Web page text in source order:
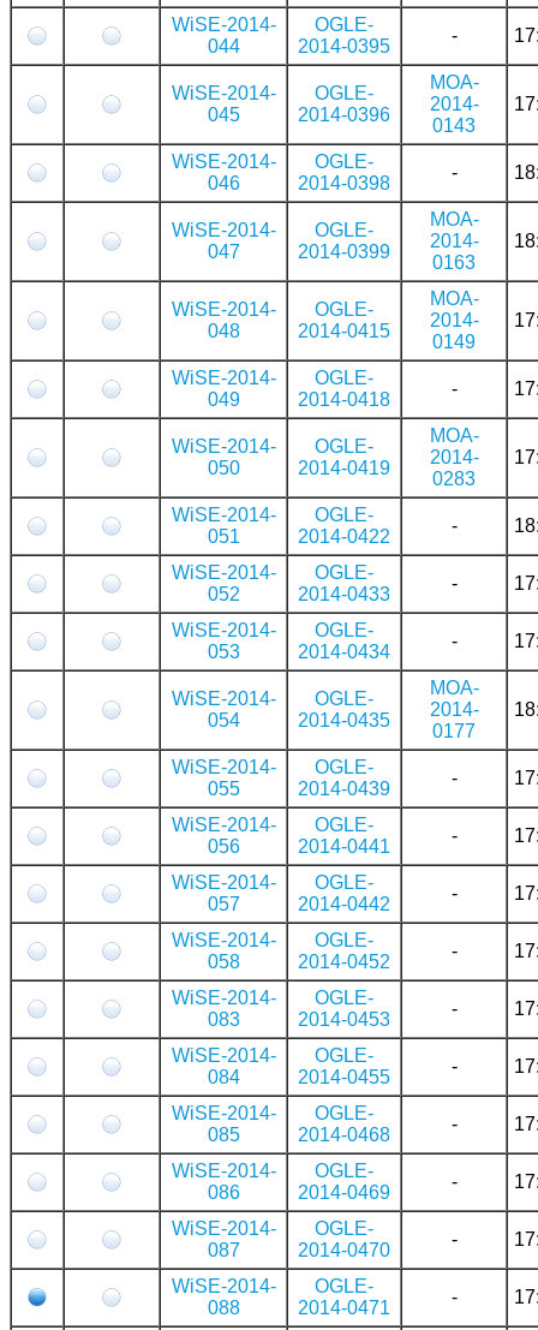
WiSE-2014-
044
OGLE-
2014-0395
-
WiSE-2014-
045
OGLE-
2014-0396
MOA-
2014-
0143
WiSE-2014-
046
OGLE-
2014-0398
-
WiSE-2014-
047
OGLE-
2014-0399
MOA-
2014-
0163
WiSE-2014-
048
OGLE-
2014-0415
MOA-
2014-
0149
WiSE-2014-
049
OGLE-
2014-0418
-
WiSE-2014-
050
OGLE-
2014-0419
MOA-
2014-
0283
WiSE-2014-
051
OGLE-
2014-0422
-
WiSE-2014-
052
OGLE-
2014-0433
-
WiSE-2014-
053
OGLE-
2014-0434
-
WiSE-2014-
054
OGLE-
2014-0435
MOA-
2014-
0177
WiSE-2014-
055
OGLE-
2014-0439
-
WiSE-2014-
056
OGLE-
2014-0441
-
WiSE-2014-
057
OGLE-
2014-0442
-
WiSE-2014-
058
OGLE-
2014-0452
-
WiSE-2014-
083
OGLE-
2014-0453
-
WiSE-2014-
084
OGLE-
2014-0455
-
WiSE-2014-
085
OGLE-
2014-0468
-
WiSE-2014-
086
OGLE-
2014-0469
-
WiSE-2014-
087
OGLE-
2014-0470
-
WiSE-2014-
088
OGLE-
2014-0471
-